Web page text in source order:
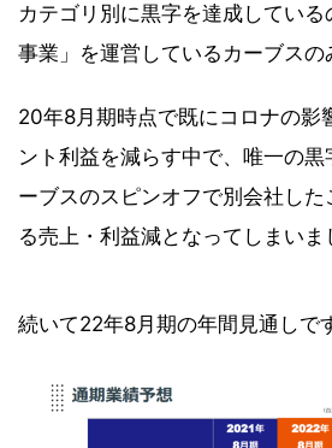
カテゴリ別に黒字を達成してい
事業」を運営しているカーブスの
20年8月期時点で既にコロナの影
ント利益を減らす中で、唯一の
ーブスのスピンオフで別会社し
る売上・利益減となってしまいま
続いて22年8月期の年間見通しで